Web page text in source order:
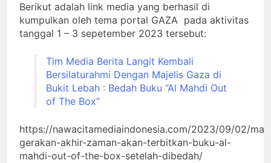
Berikut adalah link media yang berhasil di
kumpulkan oleh tema portal GAZA pada aktivitas
tanggal 1 – 3 sepetember 2023 tersebut:
Tim Media Berita Langit Kembali
Bersilaturahmi Dengan Majelis Gaza di
Bukit Lebah : Bedah Buku “Al Mahdi Out
of The Box”
https://nawacitamediaindonesia.com/2023/09/02/
gerakan-akhir-zaman-akan-terbitkan-buku-al-
mahdi-out-of-the-box-setelah-dibedah/